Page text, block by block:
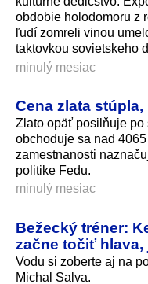
obdobie holodomoru z
ľudí zomreli vinou
taktovkou sovietskeho
minulý mesiac
Cena zlata
Zlato opäť posilňuje po
obchoduje sa nad
zamestnanosti
politike Fedu.
minulý mesiac
Bežecký tréner:
začne točiť hlava,
Vodu si zoberte aj na
Michal Salva.